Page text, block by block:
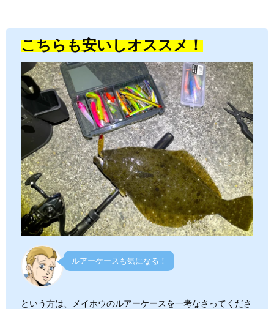
こちらも安いしオススメ！
ルアーケースも気になる！
という方は、メイホウのルアーケースを一考なさってくださ